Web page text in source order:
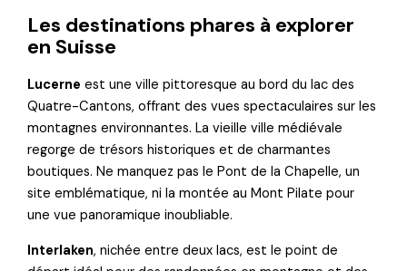
Les destinations phares à explorer
en Suisse
Lucerne est une ville pittoresque au bord du lac des
Quatre-Cantons, offrant des vues spectaculaires sur les
montagnes environnantes. La vieille ville médiévale
regorge de trésors historiques et de charmantes
boutiques. Ne manquez pas le Pont de la Chapelle, un
site emblématique, ni la montée au Mont Pilate pour
une vue panoramique inoubliable.
Interlaken, nichée entre deux lacs, est le point de